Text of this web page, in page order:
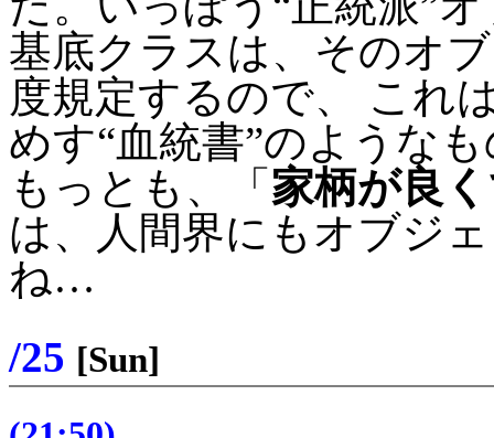
基底クラスは、そのオ
度規定するので、 これ
めす“血統書”のような
もっとも、「 家柄が良
は、人間界にもオブジ
ね…
/25 [Sun]